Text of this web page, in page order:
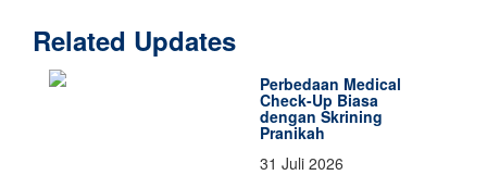
Related Updates
Perbedaan Medical
Check-Up Biasa
dengan Skrining
Pranikah
31 Juli 2026